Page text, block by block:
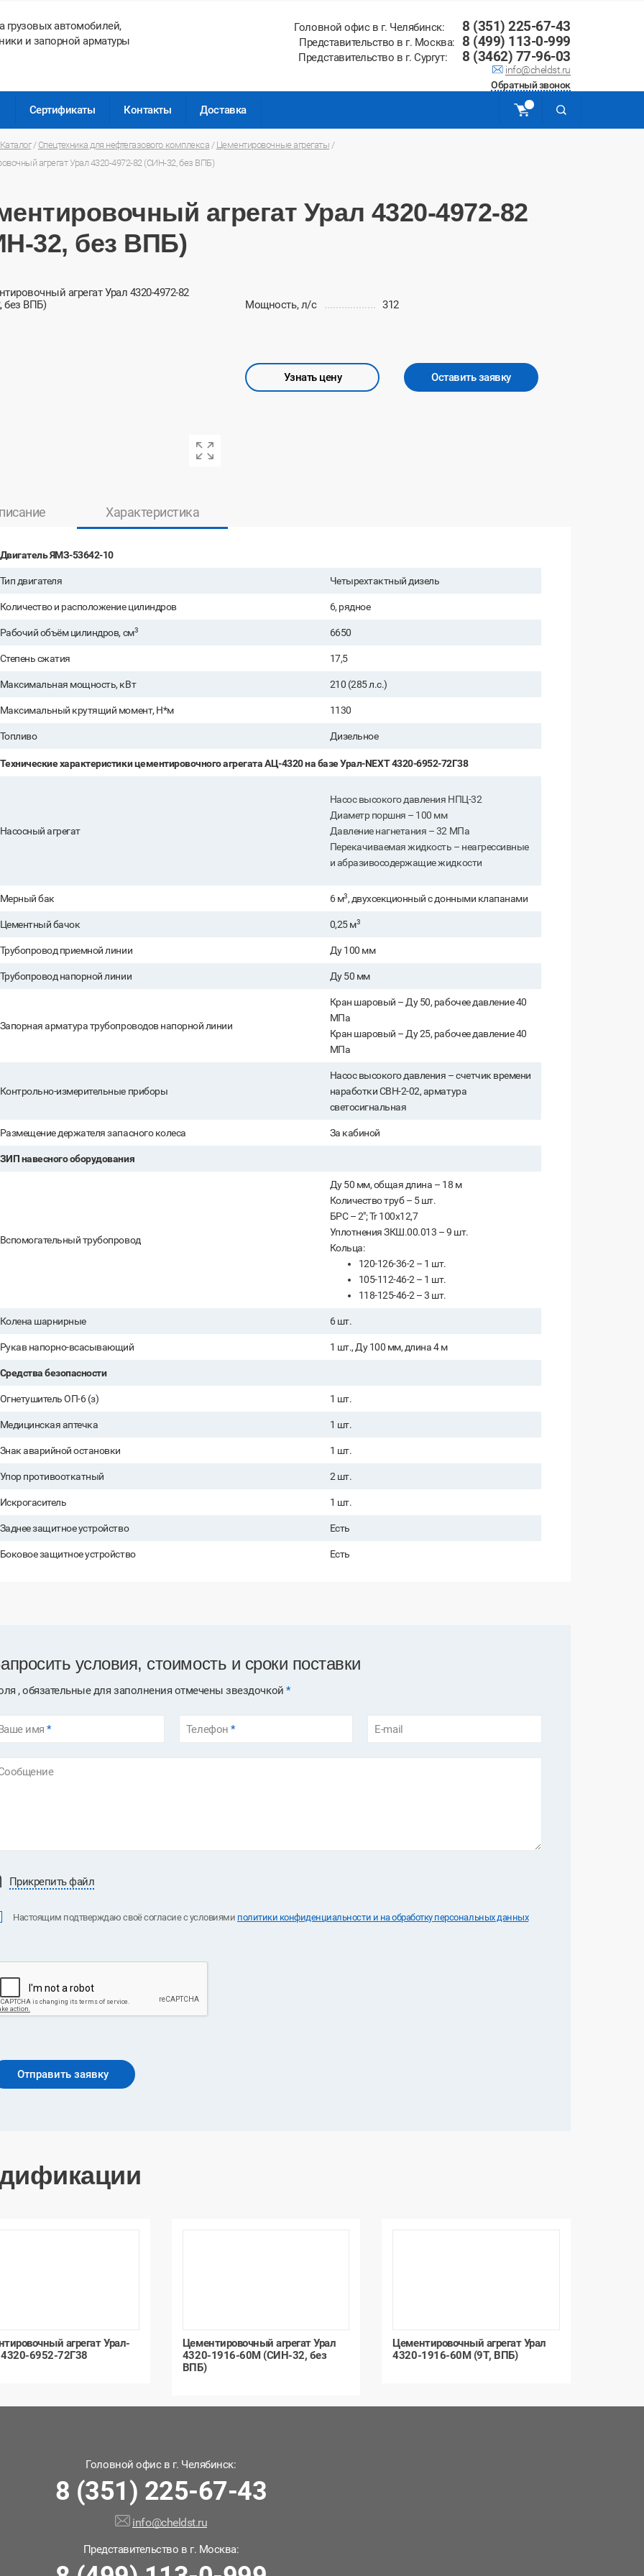
грузовых автомобилей,
и запорной арматуры
Головной офис в г. Челябинск: 8 (351) 225-67-43
Представительство в г. Москва: 8 (499) 113-0-999
Представительство в г. Сургут: 8 (3462) 77-96-03
info@cheldst.ru
Обратный звонок
Сертификаты Контакты Доставка
Каталог/ Спецтехника для нефтегазового комплекса / Цементировочные агрегаты /
агрегат Урал 4320-4972-82 (СИН-32, без ВПБ)
агрегат Урал 4320-4972-82
32, без ВПБ)
Мощность, л/с 312
Узнать цену Оставить заявку
Характеристика
Двигатель ЯМЗ-53642-10
Тип двигателя Четырехтактный дизель
Количество и расположение цилиндров 6, рядное
Рабочий объём цилиндров, см3 6650
Степень сжатия 17,5
Максимальная мощность, кВт 210 (285 л.с.)
Максимальный крутящий момент, Н*м 1130
Топливо Дизельное
Технические характеристики цементировочного агрегата АЦ-4320 на базе Урал-NEXT 4320-6952-72Г38
Насосный агрегат
Насос высокого давления НПЦ-32
Диаметр поршня – 100 мм
Давление нагнетания – 32 МПа
Перекачиваемая жидкость – неагрессивные
и абразивосодержащие жидкости
Мерный бак 6 м3, двухсекционный с донными клапанами
Цементный бачок 0,25 м3
Трубопровод приемной линии Ду 100 мм
Трубопровод напорной линии Ду 50 мм
Запорная арматура трубопроводов напорной линии
Кран шаровый – Ду 50, рабочее давление 40
МПа
Кран шаровый – Ду 25, рабочее давление 40
МПа
Контрольно-измерительные приборы
Насос высокого давления – счетчик времени
наработки СВН-2-02, арматура
светосигнальная
Размещение держателя запасного колеса За кабиной
ЗИП навесного оборудования
Вспомогательный трубопровод
Ду 50 мм, общая длина – 18 м
Количество труб – 5 шт.
БРС – 2"; Tr 100х12,7
Уплотнения ЗКШ.00.013 – 9 шт.
Кольца:
120-126-36-2 – 1 шт.
105-112-46-2 – 1 шт.
118-125-46-2 – 3 шт.
Колена шарнирные 6 шт.
Рукав напорно-всасывающий 1 шт., Ду 100 мм, длина 4 м
Средства безопасности
Огнетушитель ОП-6 (з) 1 шт.
Медицинская аптечка 1 шт.
Знак аварийной остановки 1 шт.
Упор противооткатный 2 шт.
Искрогаситель 1 шт.
Заднее защитное устройство Есть
Боковое защитное устройство Есть
условия, стоимость и сроки поставки
, обязательные для заполнения отмечены звездочкой*
имя* Телефон* E-mail
Прикрепить файл
Настоящим подтверждаю своё согласие с условиями политики конфиденциальноcти и на обработку персональных данных
агрегат Урал-
4320-6952-72Г38
Цементировочный агрегат Урал
4320-1916-60М (СИН-32, без
ВПБ)
Цементировочный агрегат Урал
4320-1916-60М (9Т, ВПБ)
Головной офис в г. Челябинск:
8 (351) 225-67-43
info@cheldst.ru
Представительство в г. Москва: